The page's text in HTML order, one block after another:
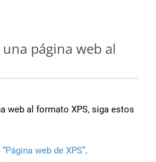
página web al
web al formato XPS, siga estos
“Página web de XPS”.